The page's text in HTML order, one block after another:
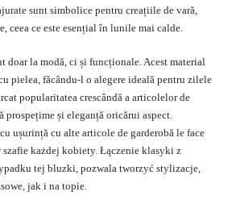
sunt simbolice pentru creațiile de vară,
ceea ce este esențial în lunile mai calde.
doar la modă, ci și funcționale. Acest material
pielea, făcându-l o alegere ideală pentru zilele
popularitatea crescândă a articolelor de
prospețime și eleganță oricărui aspect.
ușurință cu alte articole de garderobă le face
szafie każdej kobiety. Łączenie klasyki z
tej bluzki, pozwala tworzyć stylizacje,
jak i na topie.